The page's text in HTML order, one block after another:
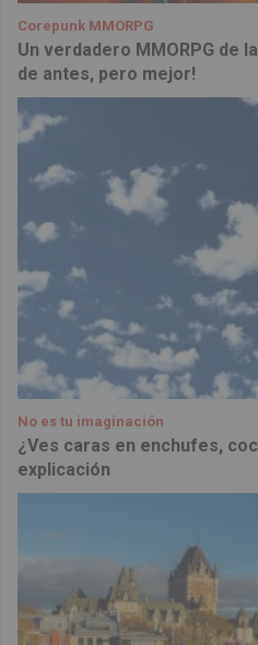
Corepunk MMORPG
Un verdadero MMORPG de
de antes, pero mejor!
No es tu imaginación
¿Ves caras en enchufes,
explicación